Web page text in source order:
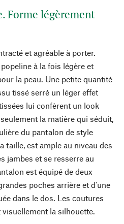
Forme légèrement
et agréable à porter.
à la fois légère et
la peau. Une petite quantité
tissé serré un léger effet
lui confèrent un look
la matière qui séduit,
du pantalon de style
taille, est ample au niveau des
jambes et se resserre au
est équipé de deux
poches arrière et d'une
dans le dos. Les coutures
la silhouette.